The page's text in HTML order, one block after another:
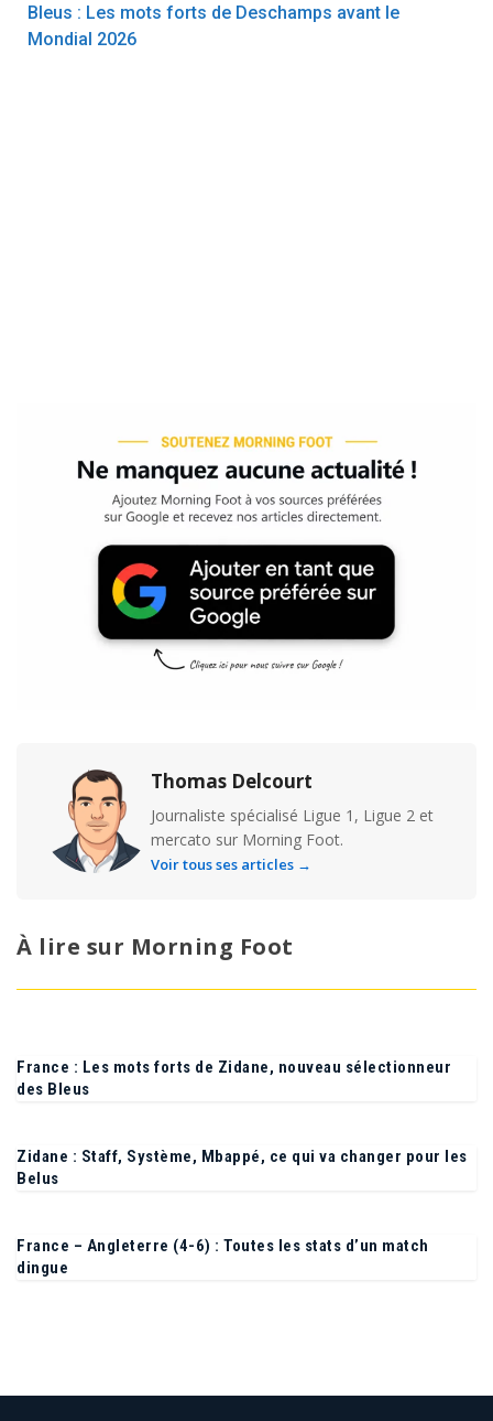
Bleus : Les mots forts de Deschamps avant le
Mondial 2026
Thomas Delcourt
Journaliste spécialisé Ligue 1, Ligue 2 et
mercato sur Morning Foot.
À lire sur Morning Foot
France : Les mots forts de Zidane, nouveau sélectionneur
Zidane : Staff, Système, Mbappé, ce qui va changer pour les
France – Angleterre (4-6) : Toutes les stats d’un match
dingue